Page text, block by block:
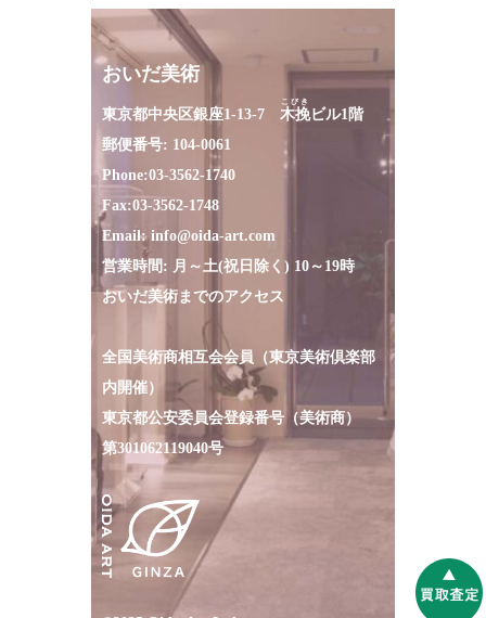
おいだ美術
東京都中央区銀座1-13-7 木挽
こびき
ビル1階
郵便番号: 104-0061
Phone:03-3562-1740
Fax:03-3562-1748
Email: info@oida-art.com
営業時間: 月～土(祝日除く) 10～19時
おいだ美術までのアクセス
全国美術商相互会会員（東京美術倶楽部
内開催）
東京都公安委員会登録番号（美術商）
第301062119040号